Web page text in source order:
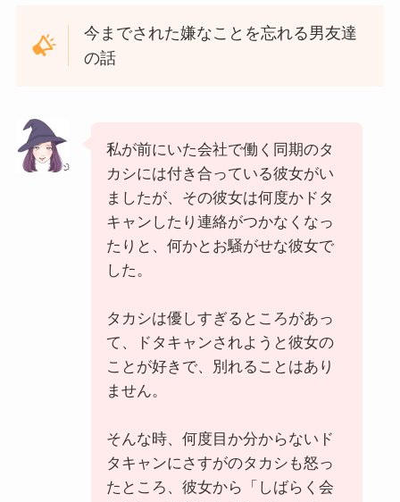
今までされた嫌なことを忘れる男友達
の話
私が前にいた会社で働く同期のタ
カシには付き合っている彼女がい
ましたが、その彼女は何度かドタ
キャンしたり連絡がつかなくなっ
たりと、何かとお騒がせな彼女で
した。
タカシは優しすぎるところがあっ
て、ドタキャンされようと彼女の
ことが好きで、別れることはあり
ません。
そんな時、何度目か分からないド
タキャンにさすがのタカシも怒っ
たところ、彼女から「しばらく会